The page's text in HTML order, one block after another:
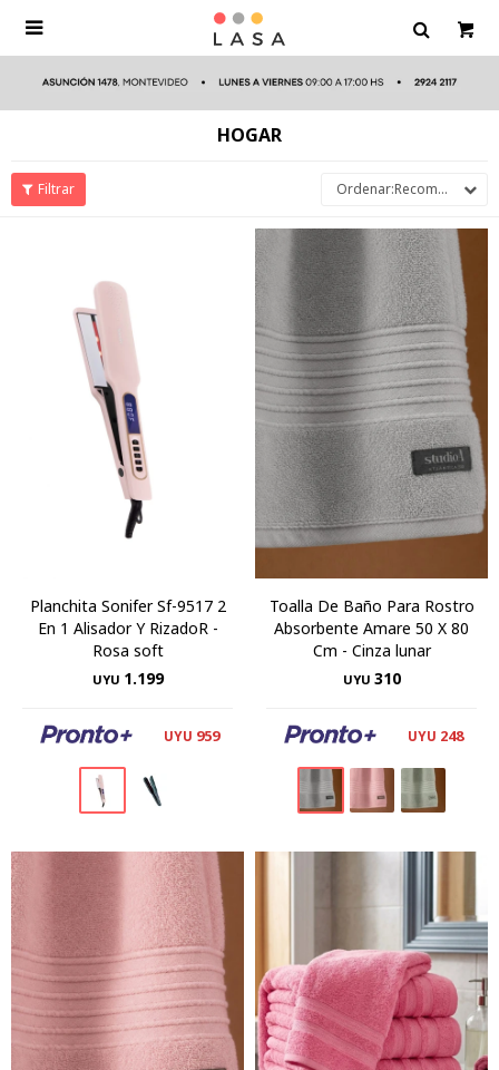

HOGAR
Recomendados
Planchita Sonifer Sf-9517 2
En 1 Alisador Y RizadoR -
Rosa soft
UYU 1.199
UYU 959
Toalla De Baño Para Rostro
Absorbente Amare 50 X 80
Cm - Cinza lunar
UYU 310
UYU 248